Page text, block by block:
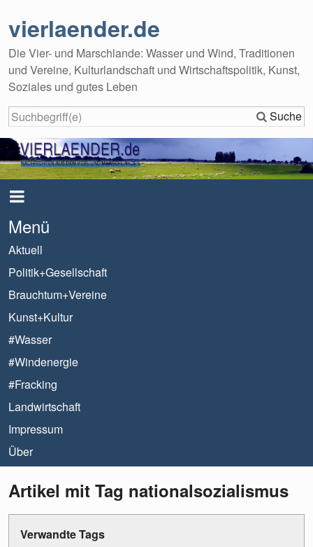
vierlaender.de
Die Vier- und Marschlande: Wasser und Wind, Traditionen
und Vereine, Kulturlandschaft und Wirtschaftspolitik, Kunst,
Soziales und gutes Leben
Suche
Menü
Aktuell
Politik+Gesellschaft
Brauchtum+Vereine
Kunst+Kultur
#Wasser
#Windenergie
#Fracking
Landwirtschaft
Impressum
Über
Artikel mit Tag nationalsozialismus
Verwandte Tags